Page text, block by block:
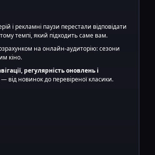
і рекламні паузи перестали відповідати
темпі, який підходить саме вам.
на онлайн-аудиторію: сезони
кіно.
регулярність оновлень і
від новинок до перевіреної класики.